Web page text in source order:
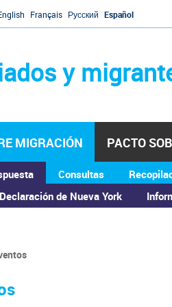
Français Русский Español
y
MIGRACIÓN
Declaración de Nueva York
Consultas
PACTO